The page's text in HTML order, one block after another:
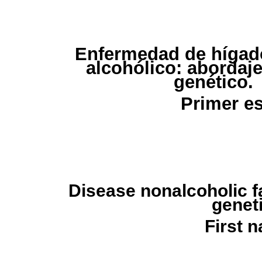
Enfermedad de
alcohólico:
genético.
Primer
Disease nonalcoholic
First